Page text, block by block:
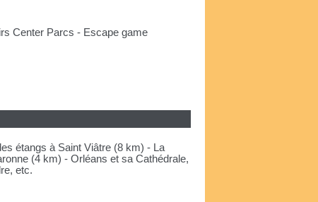
Center Parcs - Escape game
étangs à Saint Viâtre (8 km) - La
(4 km) - Orléans et sa Cathédrale,
etc.